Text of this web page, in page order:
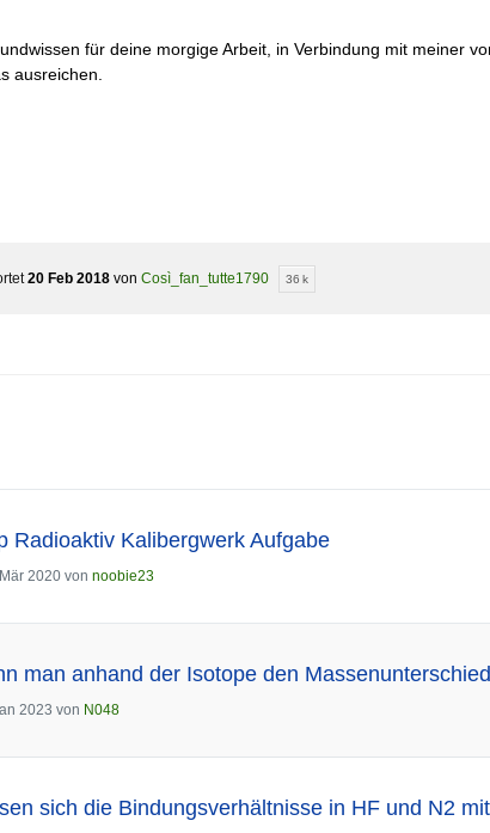
für deine morgige Arbeit, in Verbindung mit meiner
ausreichen.
20 Feb 2018 von Così_fan_tutte1790 36 k
Radioaktiv Kalibergwerk Aufgabe
2020 von noobie23
man anhand der Isotope den
2023 von N048
sich die Bindungsverhältnisse in HF und N2